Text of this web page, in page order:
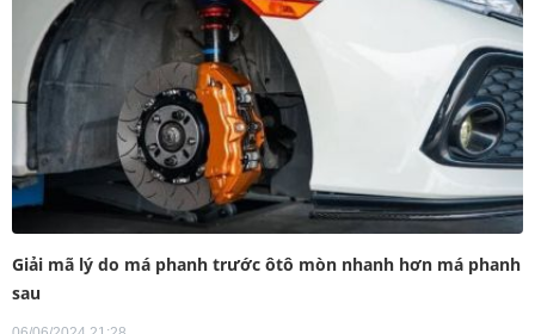
Giải mã lý do má phanh trước ôtô mòn nhanh hơn má phanh
sau